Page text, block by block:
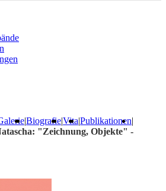
|Biografie|Vita|Publikationen|
"Zeichnung, Objekte" -